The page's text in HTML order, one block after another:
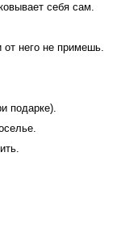
себя сам.
него не примешь.
подарке).